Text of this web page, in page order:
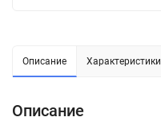
Описание Характеристики
Описание